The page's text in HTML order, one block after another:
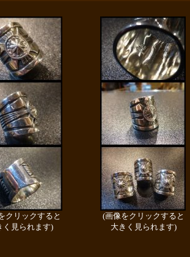
クリックすると
く見られます)
(画像をクリックすると
大きく見られます)